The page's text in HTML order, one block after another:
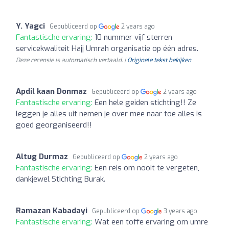
Y. Yagci Gepubliceerd op 2 years ago
Fantastische ervaring: 10 nummer vijf sterren
servicekwaliteit Hajj Umrah organisatie op één adres.
Deze recensie is automatisch vertaald. |Originele tekst bekijken
Apdil kaan Donmaz Gepubliceerd op 2 years ago
Fantastische ervaring: Een hele geiden stichting!! Ze
leggen je alles uit nemen je over mee naar toe alles is
goed georganiseerd!!
Altug Durmaz Gepubliceerd op 2 years ago
Fantastische ervaring: Een reis om nooit te vergeten,
dankjewel Stichting Burak.
Ramazan Kabadayi Gepubliceerd op 3 years ago
Fantastische ervaring: Wat een toffe ervaring om umre